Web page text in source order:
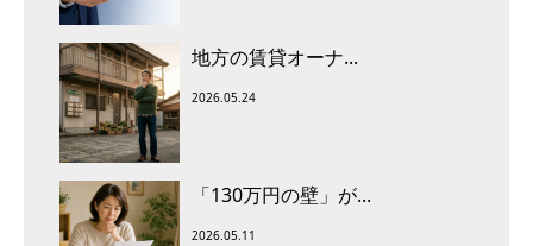
地方の賃貸オーナ...
2026.05.24
「130万円の壁」が...
2026.05.11